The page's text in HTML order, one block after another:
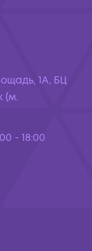
1А, БЦ
(м.
- 18:00